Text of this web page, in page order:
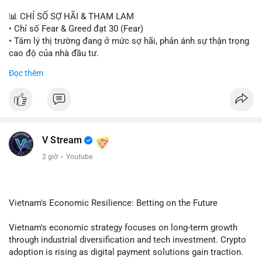
📊 CHỈ SỐ SỢ HÃI & THAM LAM
• Chỉ số Fear & Greed đạt 30 (Fear)
• Tâm lý thị trường đang ở mức sợ hãi, phản ánh sự thận trọng
cao độ của nhà đầu tư.
📈 XU HƯỚNG TÌM KIẾM & THẢO LUẬN
CASHCAT, CRO.
• Google Trends Việt Nam: Giá vàng thế giới, Giải bóng đá
Ngoại hạng Anh, Tin 24h, Trường đại học.
hơn nhiều so với kỳ vọng.
tháng 9; Thượng nghị sĩ Warren yêu cầu luật pháp không do
ngành crypto tự viết.
• Binance Square: Cộng đồng tập trung thảo luận về các lệnh
Đọc thêm
V Stream
2 giờ · Youtube
Vietnam's Economic Resilience: Betting on the Future
Vietnam's economic strategy focuses on long-term growth
through industrial diversification and tech investment. Crypto
adoption is rising as digital payment solutions gain traction.